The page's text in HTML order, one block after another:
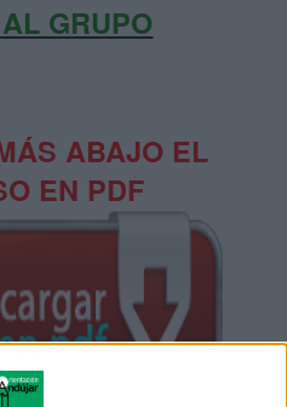
GRUPO
ABAJO EL
EN PDF